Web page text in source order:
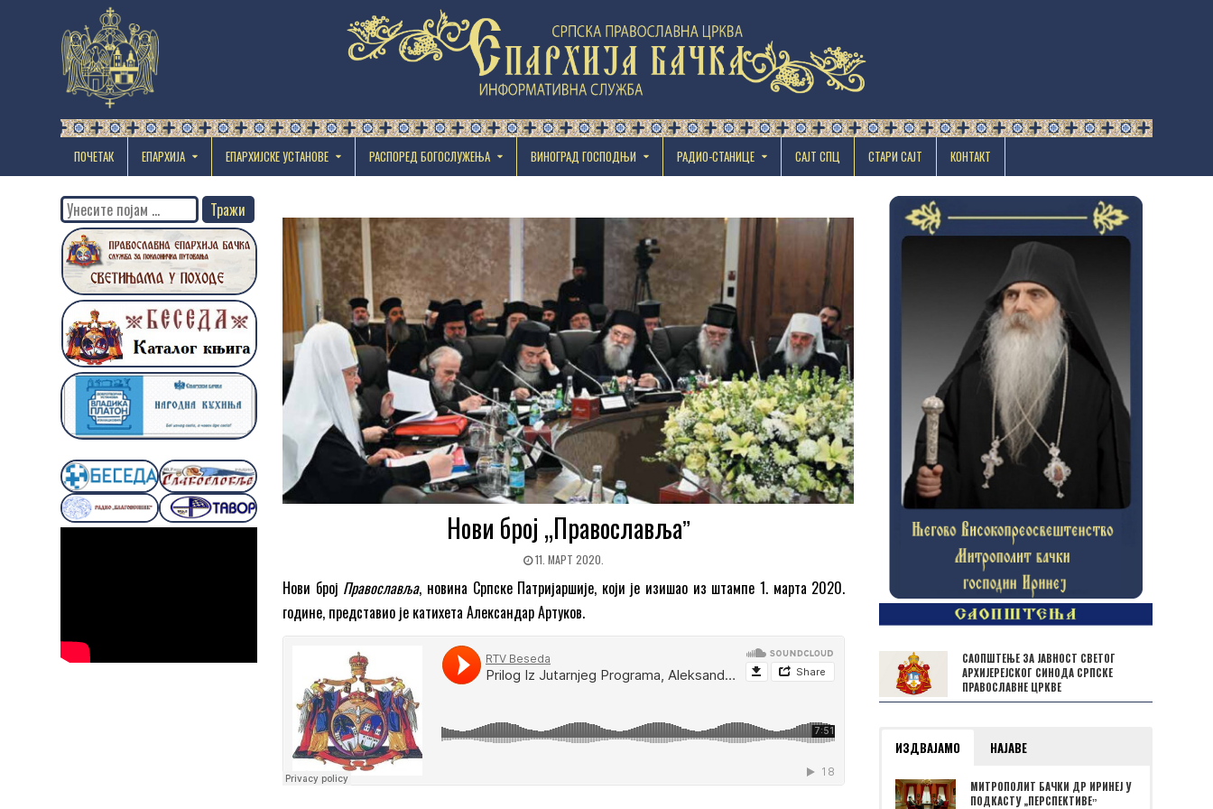
ПОЧЕТАК ЕПАРХИЈА EПАРХИЈСКЕ УСТАНОВЕ РАСПОРЕД БОГОСЛУЖЕЊА ВИНОГРАД ГОСПОДЊИ РАДИО-СТАНИЦЕ САЈТ СПЦ СТАРИ САЈТ КОНТАКТ
Нови број „Православљаˮ
11. МАРТ 2020.
Нови број Православља, новина Српске Патријаршије, који је изишао из штампе 1. марта 2020.
године, представио је катихета Александар Артуков.
Search
for:
САОПШТЕЊЕ ЗА ЈАВНОСТ СВЕТОГ
АРХИЈЕРЕЈСКОГ СИНОДА СРПСКЕ
ПРАВОСЛАВНЕ ЦРКВЕ
ИЗДВАЈАМО НАЈАВЕ
МИТРОПОЛИТ БАЧКИ ДР ИРИНЕЈ У
ПОДКАСТУ „ПЕРСПЕКТИВЕˮ